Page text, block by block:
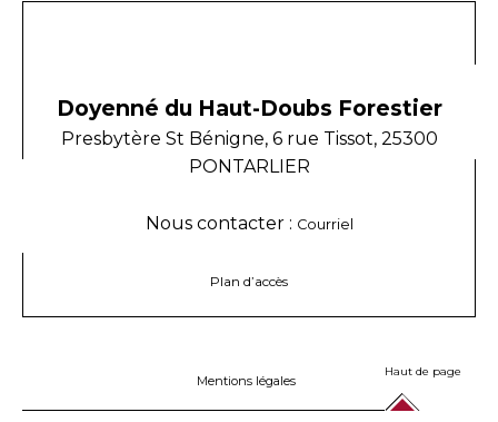
Doyenné du Haut-Doubs Forestier
Presbytère St Bénigne, 6 rue Tissot, 25300
PONTARLIER
Nous contacter : Courriel
Plan d’accès
Mentions légales
Haut de page